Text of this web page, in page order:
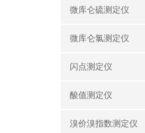
微库仑硫测定仪
微库仑氯测定仪
闪点测定仪
酸值测定仪
溴价溴指数测定仪